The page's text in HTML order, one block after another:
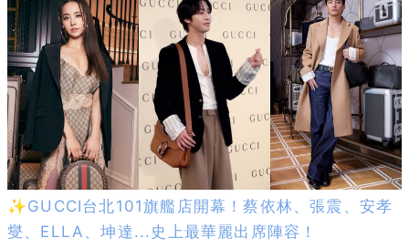
✨GUCCI台北101旗艦店開幕！蔡依林、張震、安孝
燮、ELLA、坤達...史上最華麗出席陣容！